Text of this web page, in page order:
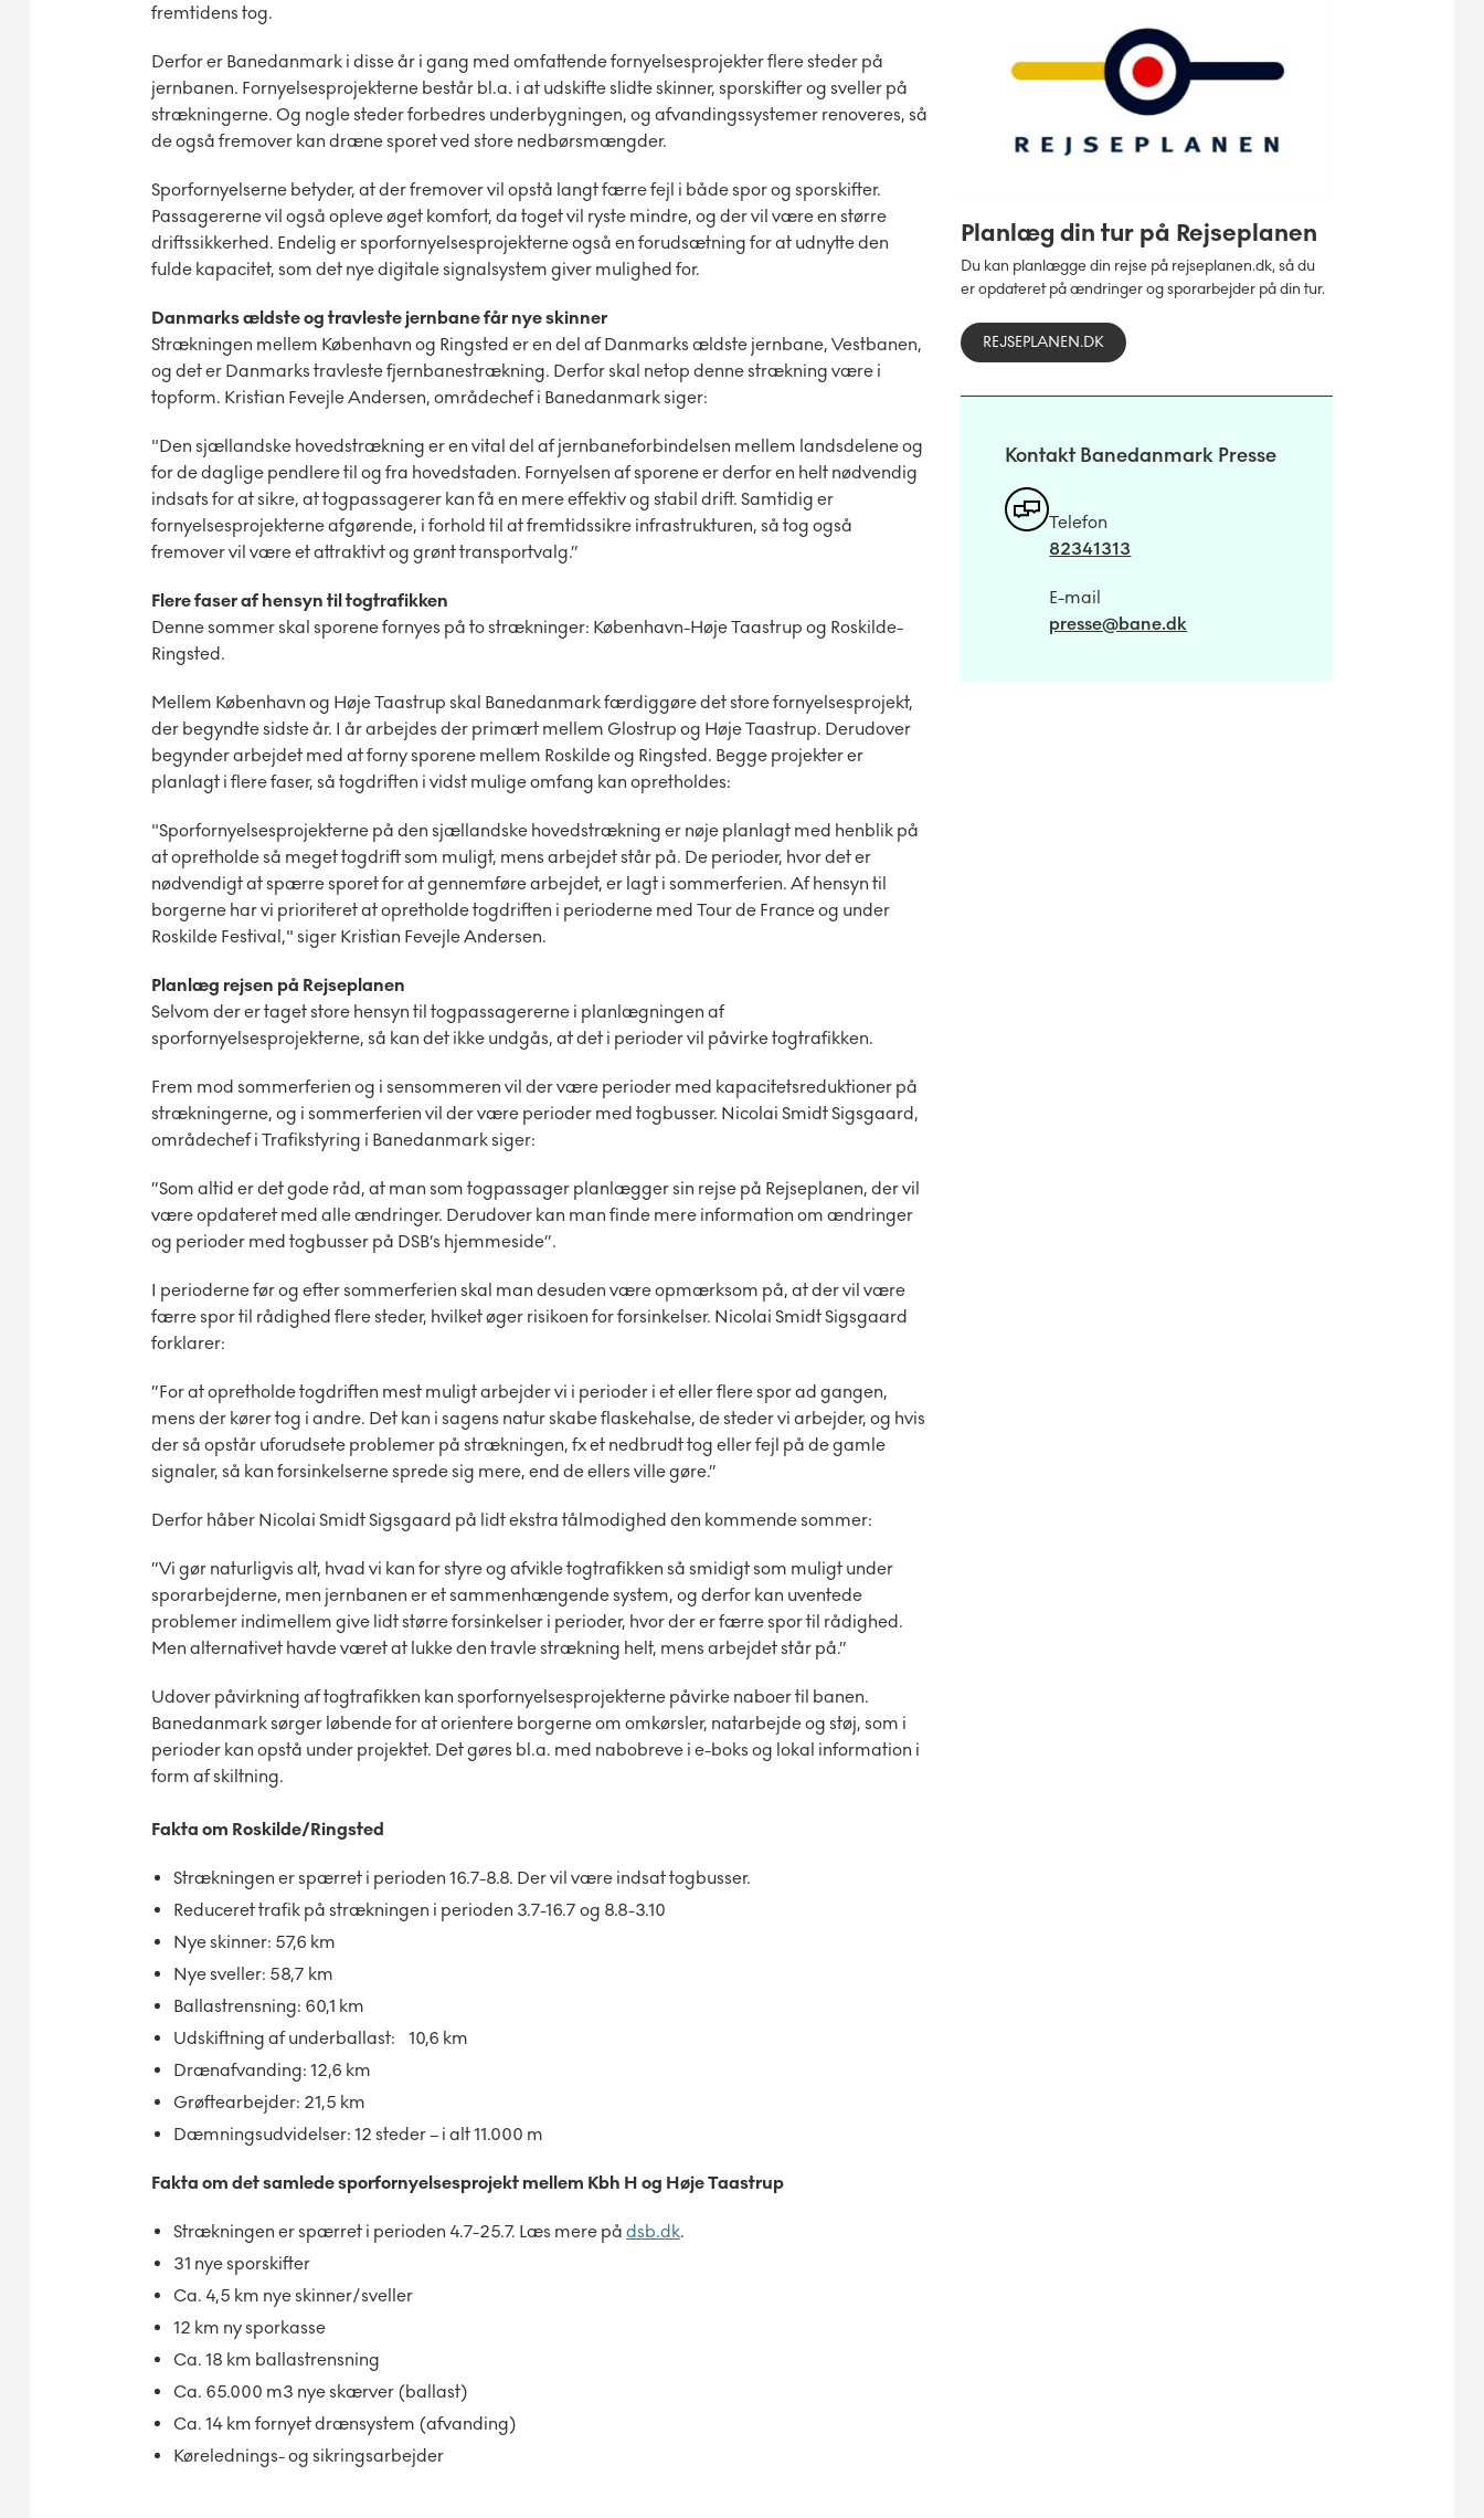
fremtidens tog.
Derfor er Banedanmark i disse år i gang med omfattende fornyelsesprojekter flere steder på
jernbanen. Fornyelsesprojekterne består bl.a. i at udskifte slidte skinner, sporskifter og sveller på
strækningerne. Og nogle steder forbedres underbygningen, og afvandingssystemer renoveres, så
de også fremover kan dræne sporet ved store nedbørsmængder.
Sporfornyelserne betyder, at der fremover vil opstå langt færre fejl i både spor og sporskifter.
Passagererne vil også opleve øget komfort, da toget vil ryste mindre, og der vil være en større
driftssikkerhed. Endelig er sporfornyelsesprojekterne også en forudsætning for at udnytte den
fulde kapacitet, som det nye digitale signalsystem giver mulighed for.
Danmarks ældste og travleste jernbane får nye skinner
Strækningen mellem København og Ringsted er en del af Danmarks ældste jernbane, Vestbanen,
og det er Danmarks travleste fjernbanestrækning. Derfor skal netop denne strækning være i
topform. Kristian Fevejle Andersen, områdechef i Banedanmark siger:
"Den sjællandske hovedstrækning er en vital del af jernbaneforbindelsen mellem landsdelene og
for de daglige pendlere til og fra hovedstaden. Fornyelsen af sporene er derfor en helt nødvendig
indsats for at sikre, at togpassagerer kan få en mere effektiv og stabil drift. Samtidig er
fornyelsesprojekterne afgørende, i forhold til at fremtidssikre infrastrukturen, så tog også
fremover vil være et attraktivt og grønt transportvalg.”
Flere faser af hensyn til togtrafikken
Denne sommer skal sporene fornyes på to strækninger: København-Høje Taastrup og Roskilde-
Ringsted.
Mellem København og Høje Taastrup skal Banedanmark færdiggøre det store fornyelsesprojekt,
der begyndte sidste år. I år arbejdes der primært mellem Glostrup og Høje Taastrup. Derudover
begynder arbejdet med at forny sporene mellem Roskilde og Ringsted. Begge projekter er
planlagt i flere faser, så togdriften i vidst mulige omfang kan opretholdes:
"Sporfornyelsesprojekterne på den sjællandske hovedstrækning er nøje planlagt med henblik på
at opretholde så meget togdrift som muligt, mens arbejdet står på. De perioder, hvor det er
nødvendigt at spærre sporet for at gennemføre arbejdet, er lagt i sommerferien. Af hensyn til
borgerne har vi prioriteret at opretholde togdriften i perioderne med Tour de France og under
Roskilde Festival," siger Kristian Fevejle Andersen.
Planlæg rejsen på Rejseplanen
Selvom der er taget store hensyn til togpassagererne i planlægningen af
sporfornyelsesprojekterne, så kan det ikke undgås, at det i perioder vil påvirke togtrafikken.
Frem mod sommerferien og i sensommeren vil der være perioder med kapacitetsreduktioner på
strækningerne, og i sommerferien vil der være perioder med togbusser. Nicolai Smidt Sigsgaard,
områdechef i Trafikstyring i Banedanmark siger:
”Som altid er det gode råd, at man som togpassager planlægger sin rejse på Rejseplanen, der vil
være opdateret med alle ændringer. Derudover kan man finde mere information om ændringer
og perioder med togbusser på DSB’s hjemmeside”.
I perioderne før og efter sommerferien skal man desuden være opmærksom på, at der vil være
færre spor til rådighed flere steder, hvilket øger risikoen for forsinkelser. Nicolai Smidt Sigsgaard
forklarer:
”For at opretholde togdriften mest muligt arbejder vi i perioder i et eller flere spor ad gangen,
mens der kører tog i andre. Det kan i sagens natur skabe flaskehalse, de steder vi arbejder, og hvis
der så opstår uforudsete problemer på strækningen, fx et nedbrudt tog eller fejl på de gamle
signaler, så kan forsinkelserne sprede sig mere, end de ellers ville gøre.”
Derfor håber Nicolai Smidt Sigsgaard på lidt ekstra tålmodighed den kommende sommer:
”Vi gør naturligvis alt, hvad vi kan for styre og afvikle togtrafikken så smidigt som muligt under
sporarbejderne, men jernbanen er et sammenhængende system, og derfor kan uventede
problemer indimellem give lidt større forsinkelser i perioder, hvor der er færre spor til rådighed.
Men alternativet havde været at lukke den travle strækning helt, mens arbejdet står på.”
Udover påvirkning af togtrafikken kan sporfornyelsesprojekterne påvirke naboer til banen.
Banedanmark sørger løbende for at orientere borgerne om omkørsler, natarbejde og støj, som i
perioder kan opstå under projektet. Det gøres bl.a. med nabobreve i e-boks og lokal information i
form af skiltning.
Fakta om Roskilde/Ringsted
Strækningen er spærret i perioden 16.7-8.8. Der vil være indsat togbusser.
Reduceret trafik på strækningen i perioden 3.7-16.7 og 8.8-3.10
Nye skinner: 57,6 km
Nye sveller: 58,7 km
Ballastrensning: 60,1 km
Udskiftning af underballast: 10,6 km
Drænafvanding: 12,6 km
Grøftearbejder: 21,5 km
Dæmningsudvidelser: 12 steder – i alt 11.000 m
Fakta om det samlede sporfornyelsesprojekt mellem Kbh H og Høje Taastrup
Strækningen er spærret i perioden 4.7-25.7. Læs mere på dsb.dk.
31 nye sporskifter
Ca. 4,5 km nye skinner/sveller
12 km ny sporkasse
Ca. 18 km ballastrensning
Ca. 65.000 m3 nye skærver (ballast)
Ca. 14 km fornyet drænsystem (afvanding)
Kørelednings- og sikringsarbejder
Planlæg din tur på Rejseplanen
Du kan planlægge din rejse på rejseplanen.dk, så du
er opdateret på ændringer og sporarbejder på din tur.
REJSEPLANEN.DK
Kontakt Banedanmark Presse
Telefon
82341313
E-mail
presse@bane.dk